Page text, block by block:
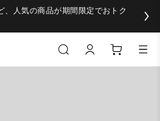
、人気の商品が期間限定でおトク